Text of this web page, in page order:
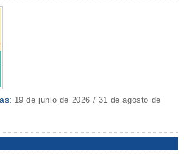
19 de junio de 2026 / 31 de agosto de